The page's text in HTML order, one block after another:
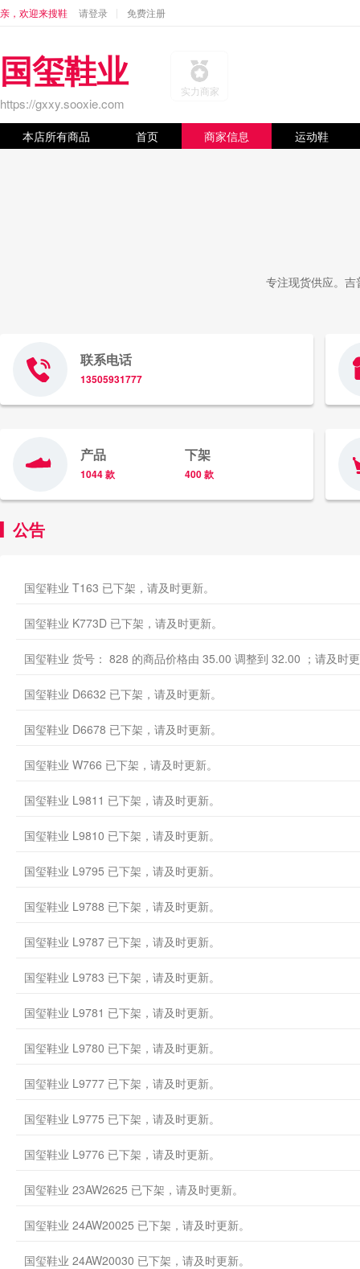
亲，欢迎来搜鞋 请登录 免费注册
国玺鞋业
https://gxxy.sooxie.com
实力商家
本店所有商品 首页 商家信息 运动鞋
专注现货供应。
联系电话
13505931777
产品
1044 款
下架
400 款
公告
国玺鞋业 T163 已下架，请及时更新。
国玺鞋业 K773D 已下架，请及时更新。
国玺鞋业 货号： 828 的商品价格由 35.00 调整到 32.00 ；请及时
国玺鞋业 D6632 已下架，请及时更新。
国玺鞋业 D6678 已下架，请及时更新。
国玺鞋业 W766 已下架，请及时更新。
国玺鞋业 L9811 已下架，请及时更新。
国玺鞋业 L9810 已下架，请及时更新。
国玺鞋业 L9795 已下架，请及时更新。
国玺鞋业 L9788 已下架，请及时更新。
国玺鞋业 L9787 已下架，请及时更新。
国玺鞋业 L9783 已下架，请及时更新。
国玺鞋业 L9781 已下架，请及时更新。
国玺鞋业 L9780 已下架，请及时更新。
国玺鞋业 L9777 已下架，请及时更新。
国玺鞋业 L9775 已下架，请及时更新。
国玺鞋业 L9776 已下架，请及时更新。
国玺鞋业 23AW2625 已下架，请及时更新。
国玺鞋业 24AW20025 已下架，请及时更新。
国玺鞋业 24AW20030 已下架，请及时更新。